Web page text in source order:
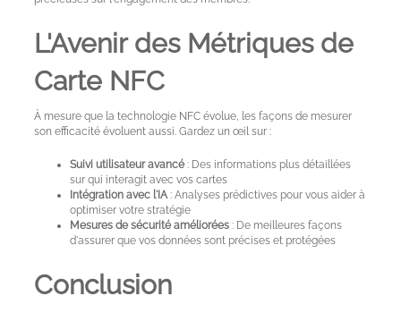
L'Avenir des Métriques de
Carte NFC
À mesure que la technologie NFC évolue, les façons de mesurer
son efficacité évoluent aussi. Gardez un œil sur :
Suivi utilisateur avancé: Des informations plus détaillées
sur qui interagit avec vos cartes
Intégration avec l'IA: Analyses prédictives pour vous aider à
optimiser votre stratégie
Mesures de sécurité améliorées: De meilleures façons
d'assurer que vos données sont précises et protégées
Conclusion